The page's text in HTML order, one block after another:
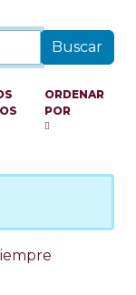
ORDENAR
POR